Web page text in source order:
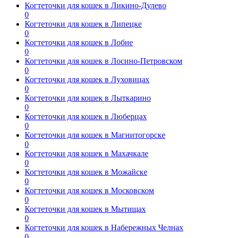
Когтеточки для кошек в Ликино-Дулево
0
Когтеточки для кошек в Липецке
0
Когтеточки для кошек в Лобне
0
Когтеточки для кошек в Лосино-Петровском
0
Когтеточки для кошек в Луховицах
0
Когтеточки для кошек в Лыткарино
0
Когтеточки для кошек в Люберцах
0
Когтеточки для кошек в Магнитогорске
0
Когтеточки для кошек в Махачкале
0
Когтеточки для кошек в Можайске
0
Когтеточки для кошек в Московском
0
Когтеточки для кошек в Мытищах
0
Когтеточки для кошек в Набережных Челнах